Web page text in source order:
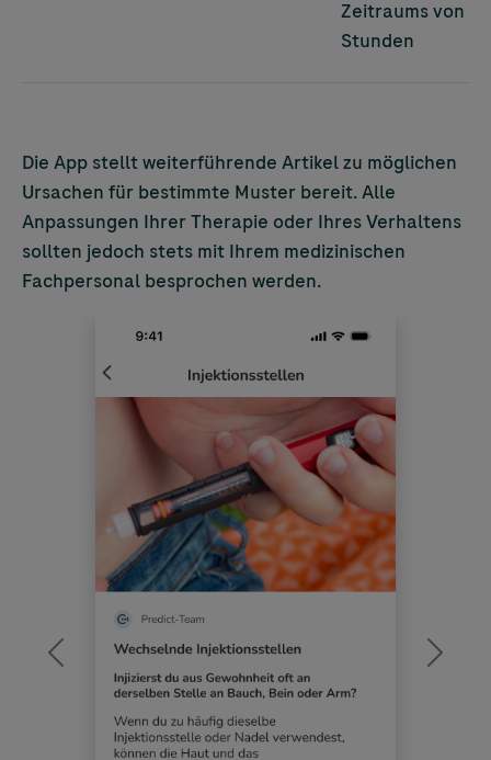
Zeitraums von 3
Stunden
Die App stellt weiterführende Artikel zu möglichen
Ursachen für bestimmte Muster bereit. Alle
Anpassungen Ihrer Therapie oder Ihres Verhaltens
sollten jedoch stets mit Ihrem medizinischen
Fachpersonal besprochen werden.
Previous Next